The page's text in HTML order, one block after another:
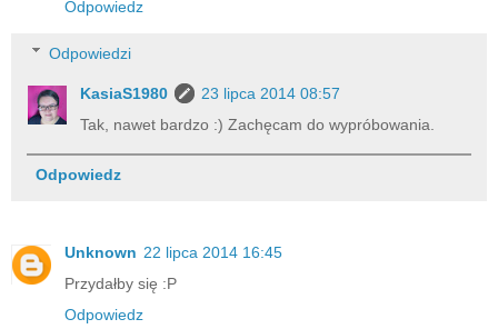
Odpowiedz
Odpowiedzi
KasiaS1980
23 lipca 2014 08:57
Tak, nawet bardzo :) Zachęcam do wypróbowania.
Odpowiedz
Unknown 22 lipca 2014 16:45
Przydałby się :P
Odpowiedz